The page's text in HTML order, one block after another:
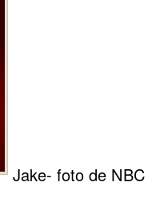
Jake- foto de NBC